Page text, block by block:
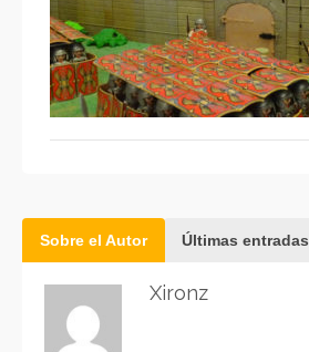
Sobre el Autor Últimas entradas
Xironz